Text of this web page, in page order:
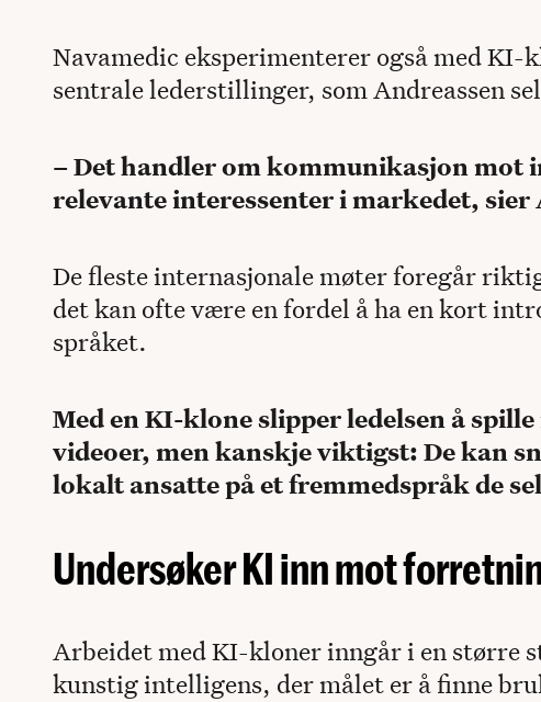
Navamedic eksperimenterer også med KI-
sentrale lederstillinger, som Andreassen
– Det handler om kommunikasjon mot
relevante interessenter i markedet, sier
De fleste internasjonale møter foregår
det kan ofte være en fordel å ha en kort
språket.
Med en KI-klone slipper ledelsen å
videoer, men kanskje viktigst: De kan
lokalt ansatte på et fremmedspråk de
Undersøker KI inn mot
Arbeidet med KI-kloner inngår i en større
kunstig intelligens, der målet er å finne